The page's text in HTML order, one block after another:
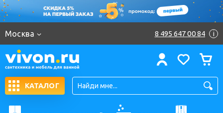
Москва 8 495 647 00 84 i
КАТАЛОГ